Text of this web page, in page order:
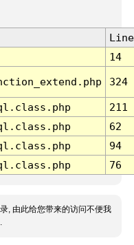
Line
14
324
211
62
94
76
, 由此给您带来的访问不便我